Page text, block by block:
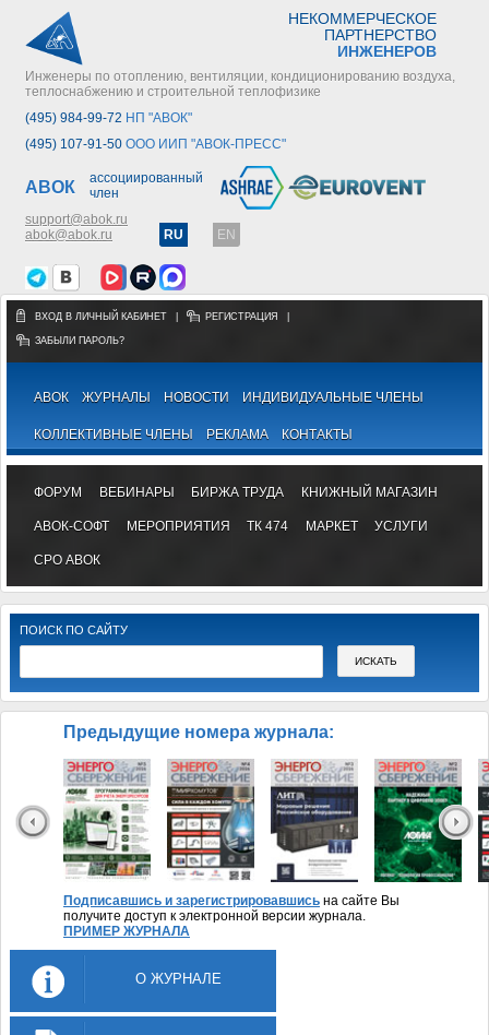
НЕКОММЕРЧЕСКОЕ
ПАРТНЕРСТВО
ИНЖЕНЕРОВ
Инженеры по отоплению, вентиляции, кондиционированию воздуха,
теплоснабжению и строительной теплофизике
(495) 984-99-72 НП "АВОК"
(495) 107-91-50 ООО ИИП "АВОК-ПРЕСС"
АВОК
ассоциированный
член
support@abok.ru
abok@abok.ru
RU EN
ВХОД В ЛИЧНЫЙ КАБИНЕТ РЕГИСТРАЦИЯ
ЗАБЫЛИ ПАРОЛЬ?
АВОК ЖУРНАЛЫ НОВОСТИ ИНДИВИДУАЛЬНЫЕ ЧЛЕНЫ
КОЛЛЕКТИВНЫЕ ЧЛЕНЫ РЕКЛАМА КОНТАКТЫ
ФОРУМ ВЕБИНАРЫ БИРЖА ТРУДА КНИЖНЫЙ МАГАЗИН
АВОК-СОФТ МЕРОПРИЯТИЯ ТК 474 МАРКЕТ УСЛУГИ
СРО АВОК
ПОИСК ПО САЙТУ
Предыдущие номера журнала:
Подписавшись и зарегистрировавшись на сайте Вы
получите доступ к электронной версии журнала.
ПРИМЕР ЖУРНАЛА
О ЖУРНАЛЕ